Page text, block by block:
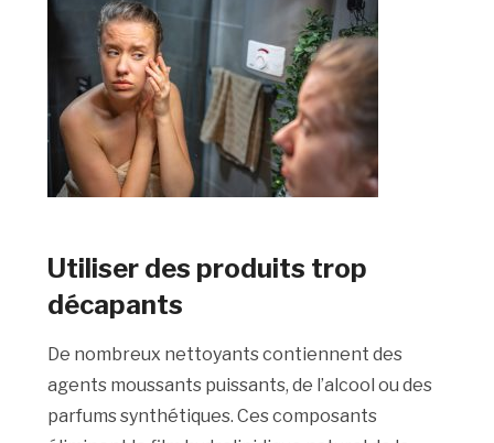
Utiliser des produits trop
décapants
De nombreux nettoyants contiennent des
agents moussants puissants, de l’alcool ou des
parfums synthétiques. Ces composants